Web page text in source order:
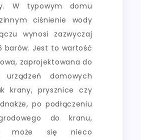
W typowym domu
ciśnienie wody
wynosi zazwyczaj
barów. Jest to wartość
zaprojektowana do
urządzeń domowych
krany, prysznice czy
po podłączeniu
do kranu,
może się nieco